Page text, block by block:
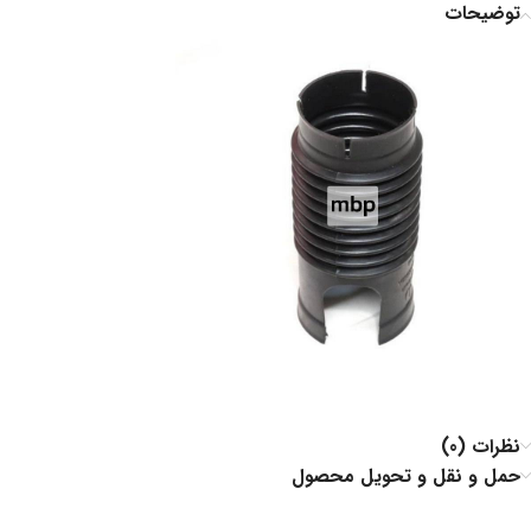
توضیحات
نظرات (0)
حمل و نقل و تحویل محصول